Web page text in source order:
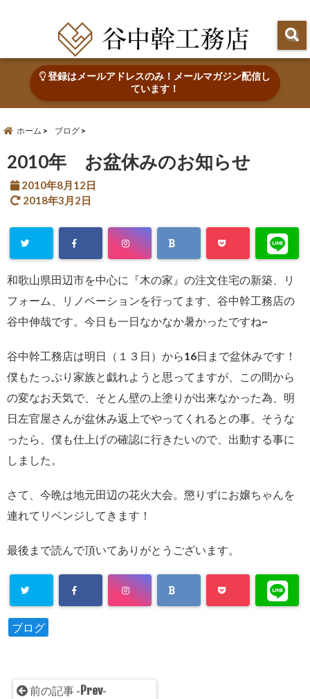
登録はメールアドレスのみ！メールマガジン配信し
ています！
ホーム ブログ
2010年 お盆休みのお知らせ
2010年8月12日
2018年3月2日
和歌山県田辺市を中心に『木の家』の注文住宅の新築、リ
フォーム、リノベーションを行ってます、谷中幹工務店の
谷中伸哉です。 今日も一日なかなか暑かったですね~
谷中幹工務店は明日（１３日）から16日まで盆休みです！
僕もたっぷり家族と戯れようと思ってますが、
この間から
の変なお天気で、そとん壁の上塗りが出来なかった為、明
日左官屋さんが盆休み返上でやってくれるとの事。 そうな
ったら、僕も仕上げの確認に行きたいので、 出動する事に
しました。
さて、今晩は地元田辺の花火大会。 懲りずにお嬢ちゃんを
連れてリベンジしてきます！
最後まで読んで頂いてありがとうございます。
ブログ
前の記事 - Prev-